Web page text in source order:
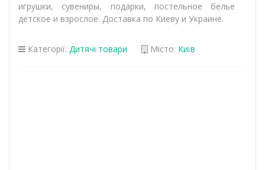
игрушки, сувениры, подарки, постельное белье
детское и взрослое. Доставка по Киеву и Украине.
Категорії: Дитячі товари Місто: Київ